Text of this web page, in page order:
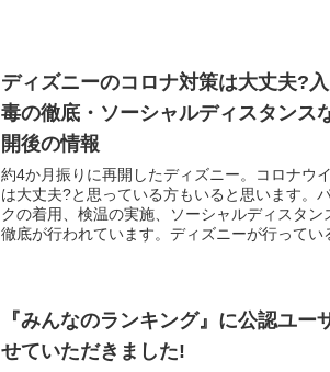
ディズニーのコロナ対策は大丈夫?
毒の徹底・ソーシャルディスタンス
開後の情報
約4か月振りに再開したディズニー。コロナウ
は大丈夫?と思っている方もいると思います。
クの着用、検温の実施、ソーシャルディスタ
徹底が行われています。ディズニーが行ってい
『みんなのランキング』に公認ユー
せていただきました!